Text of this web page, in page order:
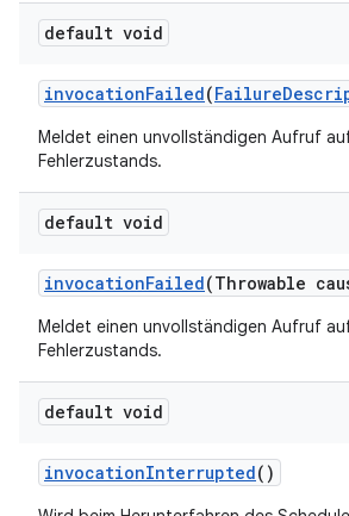
default void
invocationFailed(Failure
Meldet einen unvollständigen Aufruf
Fehlerzustands.
default void
invocationFailed(Throwable
Meldet einen unvollständigen Aufruf
Fehlerzustands.
default void
invocationInterrupted()